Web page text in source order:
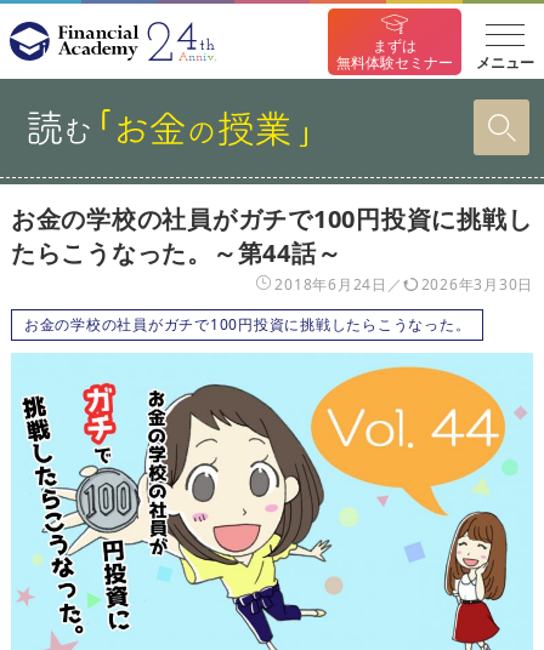
まずは
無料体験セミナー
メニュー
お金の学校の社員がガチで100円投資に挑戦し
たらこうなった。～第44話～
2018年6月24日
2026年3月30日
お金の学校の社員がガチで100円投資に挑戦したらこうなった。